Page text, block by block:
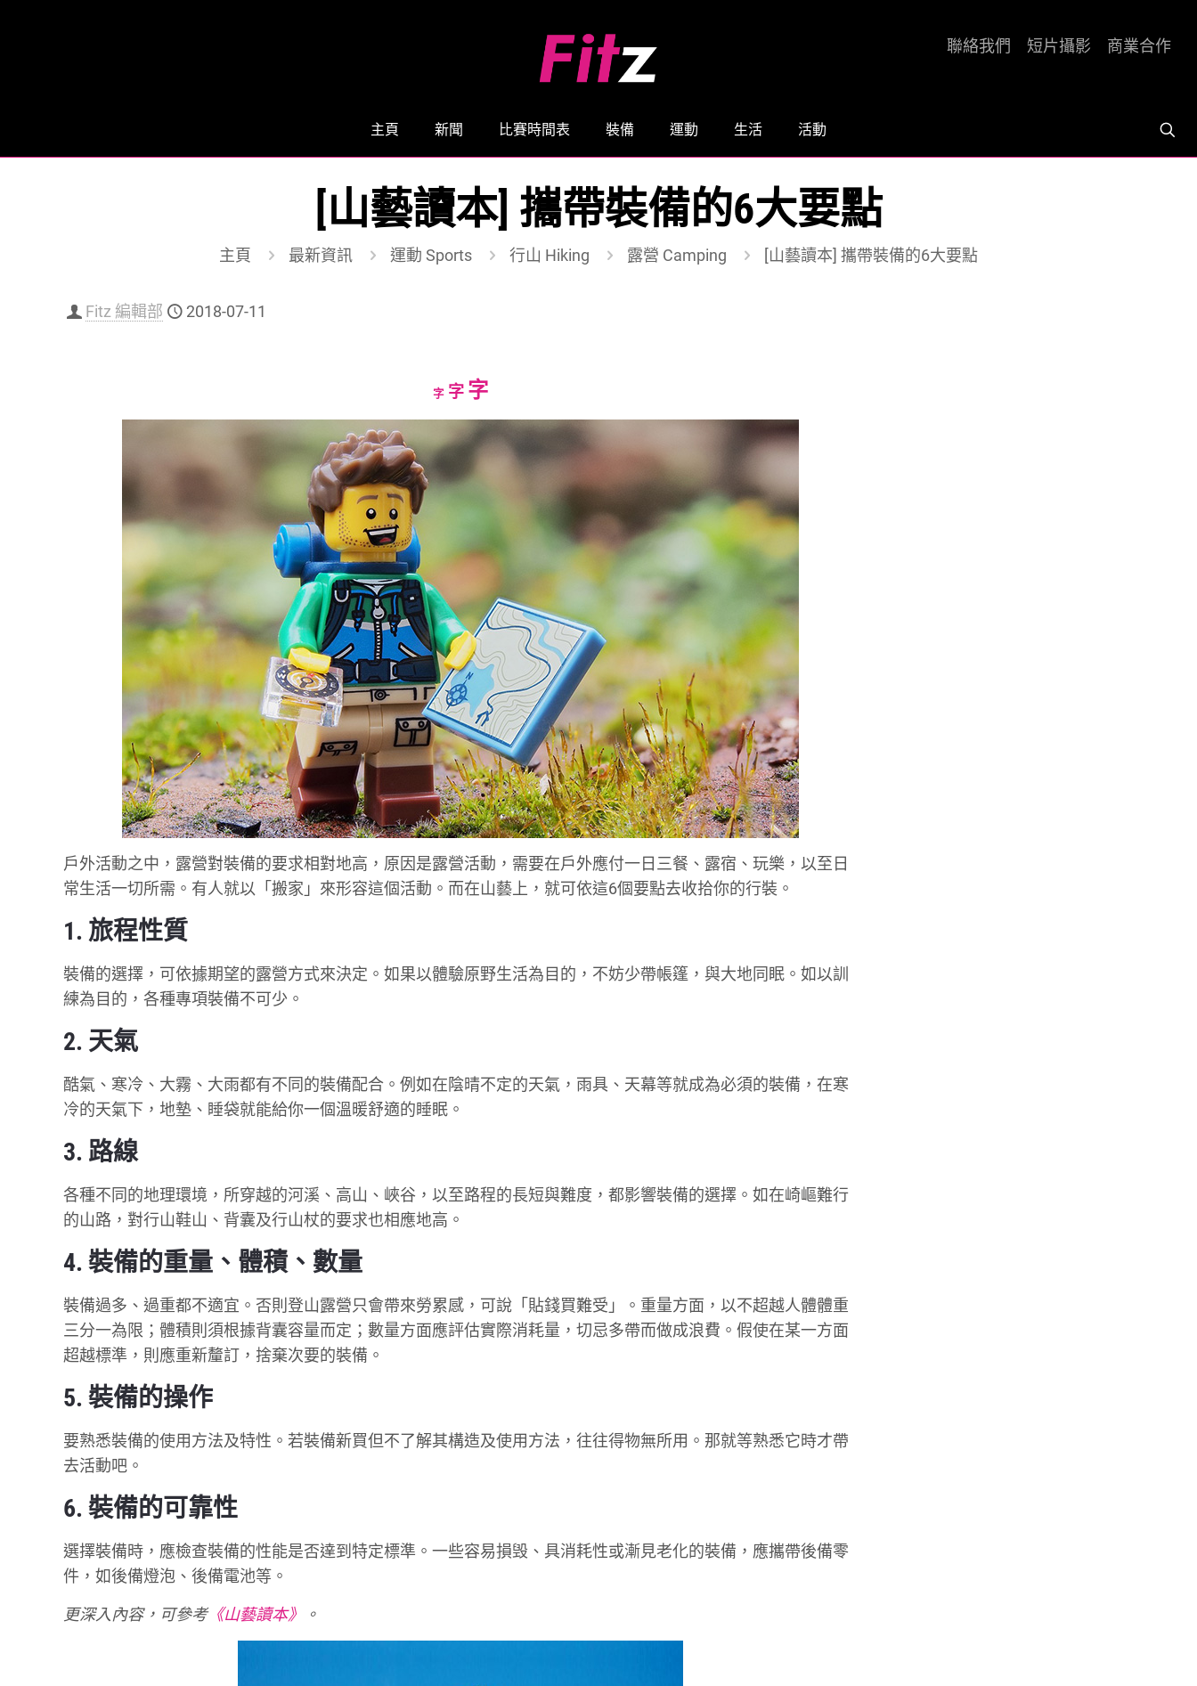
主頁 新聞 比賽時間表 裝備 運動 生活 活動
聯絡我們 短片攝影 商業合作
[山藝讀本] 攜帶裝備的6大要點
主頁 最新資訊 運動 Sports 行山 Hiking 露營 Camping [山藝讀本] 攜帶裝備的6大要點
Fitz 編輯部 2018-07-11
字Decrease
size.
字Reset
size.
字Increase
font
size.
戶外活動之中，露營對裝備的要求相對地高，原因是露營活動，需要在戶外應付一日三餐、露宿、玩樂，以至日
常生活一切所需。有人就以「搬家」來形容這個活動。而在山藝上，就可依這6個要點去收拾你的行裝。
1. 旅程性質
裝備的選擇，可依據期望的露營方式來決定。如果以體驗原野生活為目的，不妨少帶帳篷，與大地同眠。如以訓
練為目的，各種專項裝備不可少。
2. 天氣
酷氣、寒冷、大霧、大雨都有不同的裝備配合。例如在陰晴不定的天氣，雨具、天幕等就成為必須的裝備，在寒
冷的天氣下，地墊、睡袋就能給你一個溫暖舒適的睡眠。
3. 路線
各種不同的地理環境，所穿越的河溪、高山、峽谷，以至路程的長短與難度，都影響裝備的選擇。如在崎嶇難行
的山路，對行山鞋山、背囊及行山杖的要求也相應地高。
4. 裝備的重量、體積、數量
裝備過多、過重都不適宜。否則登山露營只會帶來勞累感，可說「貼錢買難受」。重量方面，以不超越人體體重
三分一為限；體積則須根據背囊容量而定；數量方面應評估實際消耗量，切忌多帶而做成浪費。假使在某一方面
超越標準，則應重新釐訂，捨棄次要的裝備。
5. 裝備的操作
要熟悉裝備的使用方法及特性。若裝備新買但不了解其構造及使用方法，往往得物無所用。那就等熟悉它時才帶
去活動吧。
6. 裝備的可靠性
選擇裝備時，應檢查裝備的性能是否達到特定標準。一些容易損毁、具消耗性或漸見老化的裝備，應攜帶後備零
件，如後備燈泡、後備電池等。
更深入內容，可參考《山藝讀本》 。